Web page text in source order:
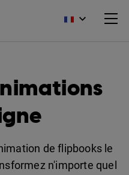
de flipbooks le
n'importe quel